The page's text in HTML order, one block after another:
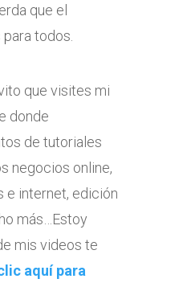
que el
todos.
que visites mi
donde
de tutoriales
negocios online,
e internet, edición
más…Estoy
mis videos te
aquí para